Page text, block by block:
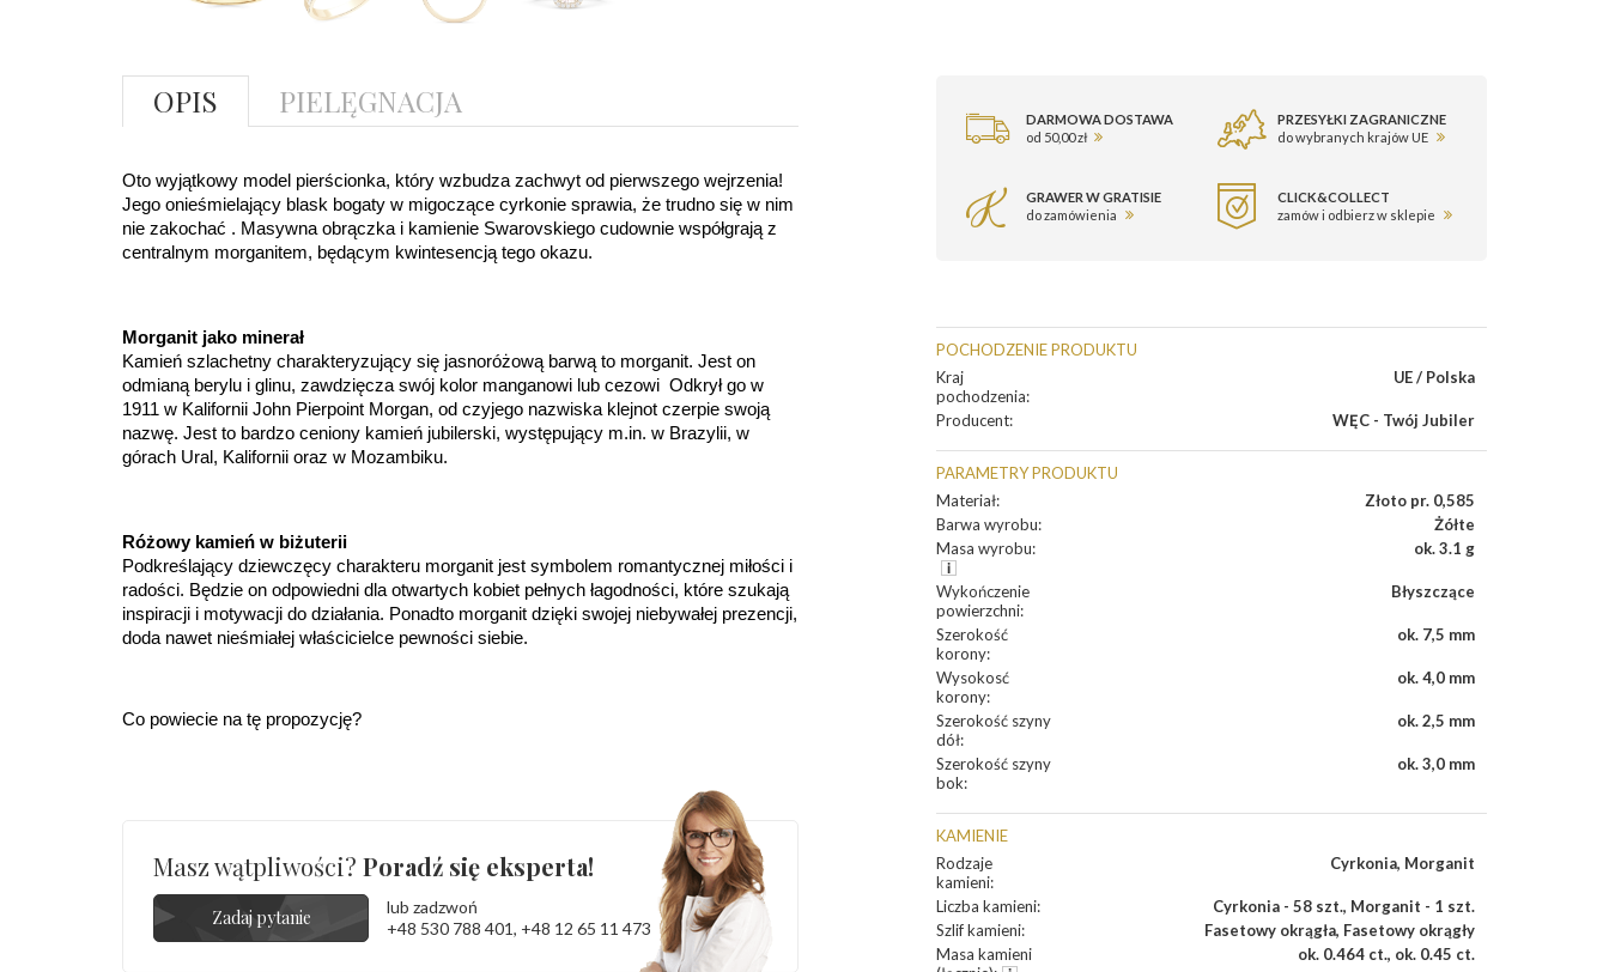
DARMOWA DOSTAWA
od 50,00 zł
PRZESYŁKI ZAGRANICZNE
do wybranych krajów UE
GRAWER W GRATISIE
do zamówienia
CLICK&COLLECT
zamów i odbierz w sklepie
POCHODZENIE PRODUKTU
Kraj
pochodzenia:
UE / Polska
Producent: WĘC - Twój Jubiler
PARAMETRY PRODUKTU
Materiał:
Złoto pr. 0,585
Barwa wyrobu:
Żółte
Masa wyrobu: ok. 3.1 g
Wykończenie
powierzchni:
Błyszczące
Szerokość
korony:
ok. 7,5 mm
Wysokosć
korony:
ok. 4,0 mm
Szerokość szyny
dół:
ok. 2,5 mm
Szerokość szyny
bok:
ok. 3,0 mm
KAMIENIE
Rodzaje
kamieni:
Cyrkonia, Morganit
Liczba kamieni: Cyrkonia - 58 szt., Morganit - 1 szt.
Szlif kamieni: Fasetowy okrągła, Fasetowy okrągły
Masa kamieni
ok. 0.464 ct., ok. 0.45 ct.
OPIS PIELĘGNACJA
Oto wyjątkowy model pierścionka, który wzbudza zachwyt od pierwszego wejrzenia!
Jego onieśmielający blask bogaty w migoczące cyrkonie sprawia, że trudno się w nim
nie zakochać . Masywna obrączka i kamienie Swarovskiego cudownie współgrają z
centralnym morganitem, będącym kwintesencją tego okazu.
Morganit jako minerał
Kamień szlachetny charakteryzujący się jasnoróżową barwą to morganit. Jest on
odmianą berylu i glinu, zawdzięcza swój kolor manganowi lub cezowi  Odkrył go w
1911 w Kalifornii John Pierpoint Morgan, od czyjego nazwiska klejnot czerpie swoją
nazwę. Jest to bardzo ceniony kamień jubilerski, występujący m.in. w Brazylii, w
górach Ural, Kalifornii oraz w Mozambiku.
Różowy kamień w biżuterii
Podkreślający dziewczęcy charakteru morganit jest symbolem romantycznej miłości i
radości. Będzie on odpowiedni dla otwartych kobiet pełnych łagodności, które szukają
inspiracji i motywacji do działania. Ponadto morganit dzięki swojej niebywałej prezencji,
doda nawet nieśmiałej właścicielce pewności siebie.
Co powiecie na tę propozycję?
Masz wątpliwości? Poradź się eksperta!
Zadaj pytanie
lub zadzwoń
+48 530 788 401, +48 12 65 11 473